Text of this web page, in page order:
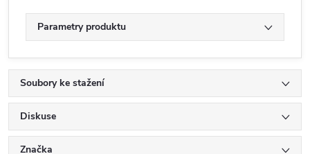
Parametry produktu
Soubory ke stažení
Diskuse
Značka